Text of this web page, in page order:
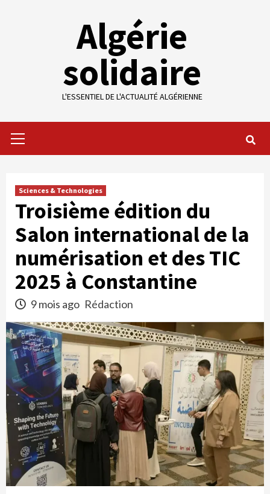
Algérie
solidaire
L'ESSENTIEL DE L'ACTUALITÉ ALGÉRIENNE
Menu
Sciences & Technologies
Troisième édition du
Salon international de la
numérisation et des TIC
2025 à Constantine
9 mois ago Rédaction